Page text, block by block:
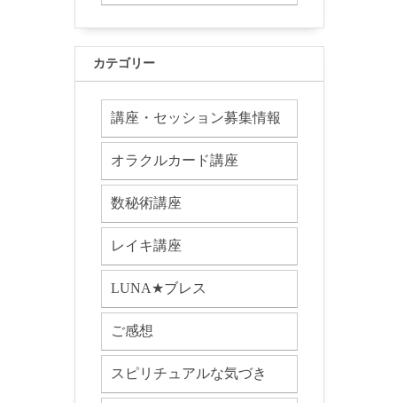
カテゴリー
講座・セッション募集情報
オラクルカード講座
数秘術講座
レイキ講座
LUNA★ブレス
ご感想
スピリチュアルな気づき